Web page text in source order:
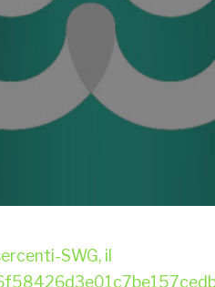
SWG, il